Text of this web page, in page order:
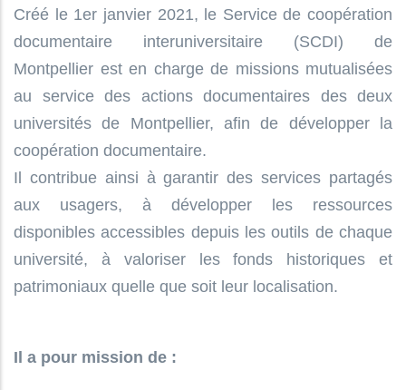
Créé le 1er janvier 2021, le Service de coopération
documentaire interuniversitaire (SCDI) de
Montpellier est en charge de missions mutualisées
au service des actions documentaires des deux
universités de Montpellier, afin de développer la
coopération documentaire.
Il contribue ainsi à garantir des services partagés
aux usagers, à développer les ressources
disponibles accessibles depuis les outils de chaque
université, à valoriser les fonds historiques et
patrimoniaux quelle que soit leur localisation.
Il a pour mission de :